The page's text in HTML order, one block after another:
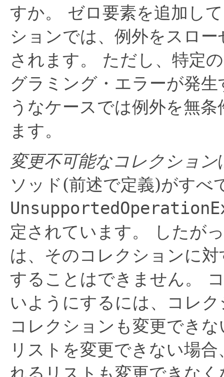
すか。
ゼロ要素を追加し
ションでは、例外をスロ
されます。
ただし、特定
グラミング・エラーが発
うなケースでは例外を無
ます。
変更不可能なコレクション
ソッド(前述で定義)がすべ
定されています。
したが
は、そのコレクションに
することはできません。
いようにするには、コレ
コレクションも変更でき
リストを変更できない場合